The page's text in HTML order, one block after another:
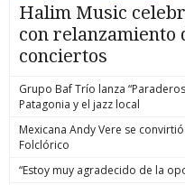
Halim Music
con relanzamiento
conciertos
Grupo Baf Trío lanza
Patagonia y el jazz local
Mexicana Andy Vere se
Folclórico
“Estoy muy agradecido de la